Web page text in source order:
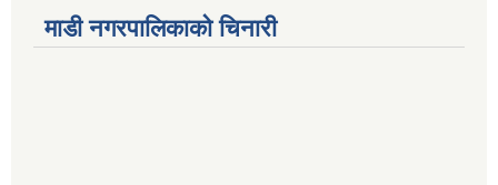
माडी नगरपालिकाको चिनारी